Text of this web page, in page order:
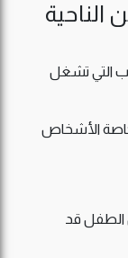
الناحية
التي تشغل
الأشخاص
الطفل قد